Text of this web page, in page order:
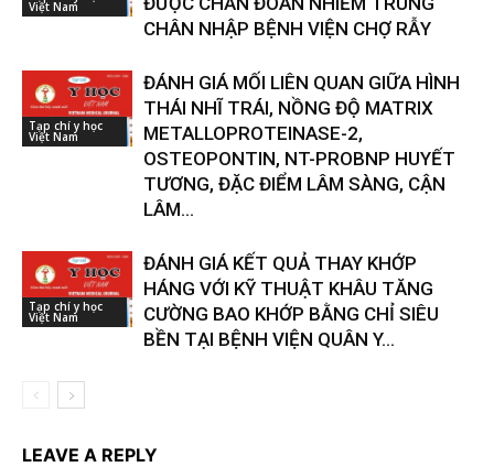
Việt Nam
CHÂN NHẬP BỆNH VIỆN CHỢ RẪY
Tạp chí y học
Việt Nam
ĐÁNH GIÁ MỐI LIÊN QUAN GIỮA HÌNH
THÁI NHĨ TRÁI, NỒNG ĐỘ MATRIX
METALLOPROTEINASE-2,
OSTEOPONTIN, NT-PROBNP HUYẾT
TƯƠNG, ĐẶC ĐIỂM LÂM SÀNG, CẬN
LÂM...
Tạp chí y học
Việt Nam
ĐÁNH GIÁ KẾT QUẢ THAY KHỚP
HÁNG VỚI KỸ THUẬT KHÂU TĂNG
CƯỜNG BAO KHỚP BẰNG CHỈ SIÊU
BỀN TẠI BỆNH VIỆN QUÂN Y...
LEAVE A REPLY